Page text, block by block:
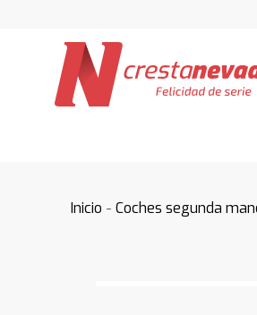
Inicio -Coches segunda